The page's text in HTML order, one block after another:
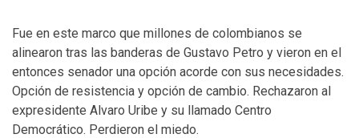
Fue en este marco que millones de colombianos se
alinearon tras las banderas de Gustavo Petro y vieron en el
entonces senador una opción acorde con sus necesidades.
Opción de resistencia y opción de cambio. Rechazaron al
expresidente Alvaro Uribe y su llamado Centro
Democrático. Perdieron el miedo.